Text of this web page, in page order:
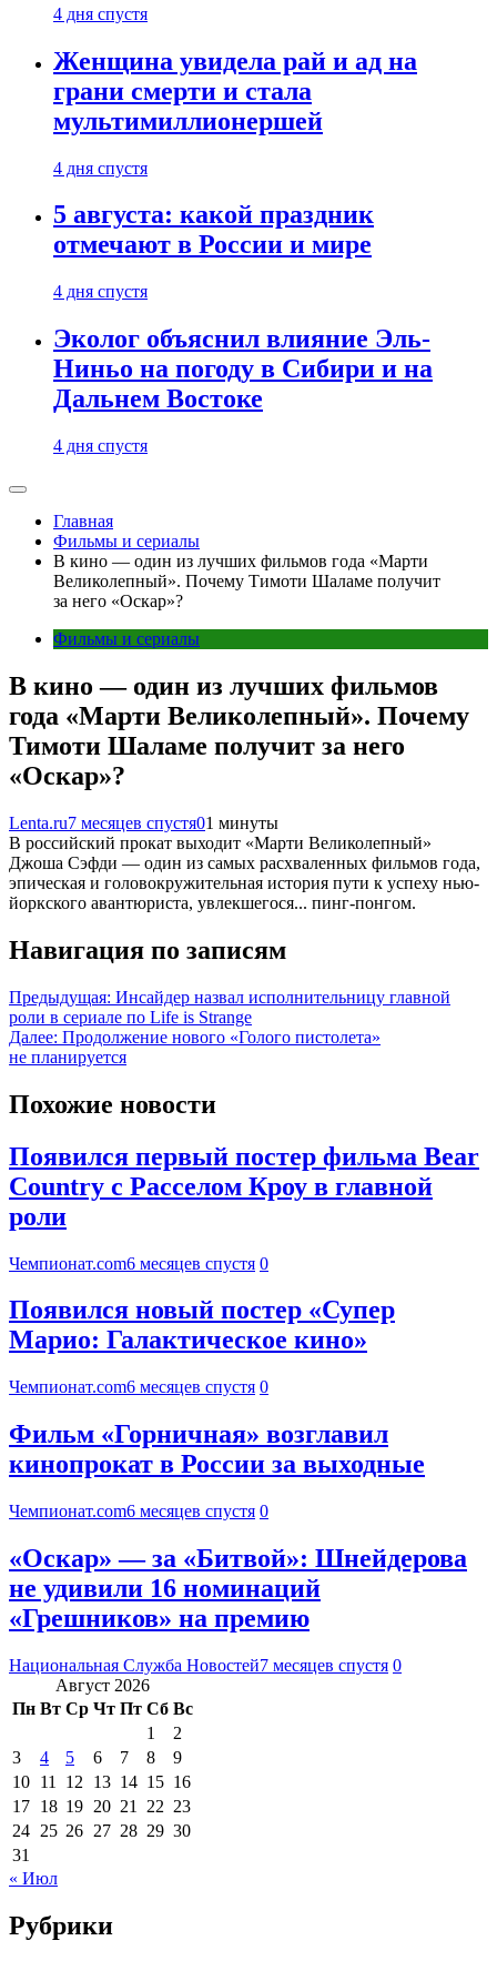
4 дня спустя
Женщина увидела рай и ад на
грани смерти и стала
мультимиллионершей
4 дня спустя
5 августа: какой праздник
отмечают в России и мире
4 дня спустя
Эколог объяснил влияние Эль-
Ниньо на погоду в Сибири и на
Дальнем Востоке
4 дня спустя
Главная
Фильмы и сериалы
В кино — один из лучших фильмов года «Марти
Великолепный». Почему Тимоти Шаламе получит
за него «Оскар»?
Фильмы и сериалы
В кино — один из лучших фильмов
года «Марти Великолепный». Почему
Тимоти Шаламе получит за него
«Оскар»?
Lenta.ru7 месяцев спустя01 минуты
В российский прокат выходит «Марти Великолепный»
Джоша Сэфди — один из самых расхваленных фильмов года,
эпическая и головокружительная история пути к успеху нью-
йоркского авантюриста, увлекшегося... пинг-понгом.
Навигация по записям
Предыдущая: Инсайдер назвал исполнительницу главной
роли в сериале по Life is Strange
Далее: Продолжение нового «Голого пистолета»
не планируется
Похожие новости
Появился первый постер фильма Bear
Country с Расселом Кроу в главной
роли
Чемпионат.com6 месяцев спустя 0
Появился новый постер «Супер
Марио: Галактическое кино»
Чемпионат.com6 месяцев спустя 0
Фильм «Горничная» возглавил
кинопрокат в России за выходные
Чемпионат.com6 месяцев спустя 0
«Оскар» — за «Битвой»: Шнейдерова
не удивили 16 номинаций
«Грешников» на премию
Национальная Служба Новостей7 месяцев спустя 0
Август 2026
Пн Вт Ср Чт Пт Сб Вс
1
2
3
4 5 6 7 8
9
10 11 12 13 14 15 16
17 18 19 20 21 22 23
24 25 26 27 28 29 30
31
« Июл
Рубрики